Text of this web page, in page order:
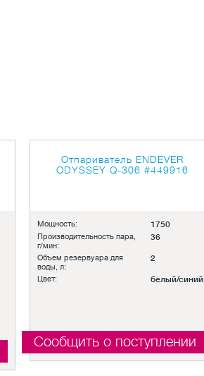
Отпариватель ENDEVER
ODYSSEY Q-306#449916
Мощность: 1750
Производительность пара,
г/мин:
36
Объем резервуара для
воды, л:
2
Цвет: белый/синий
Сообщить о поступлении